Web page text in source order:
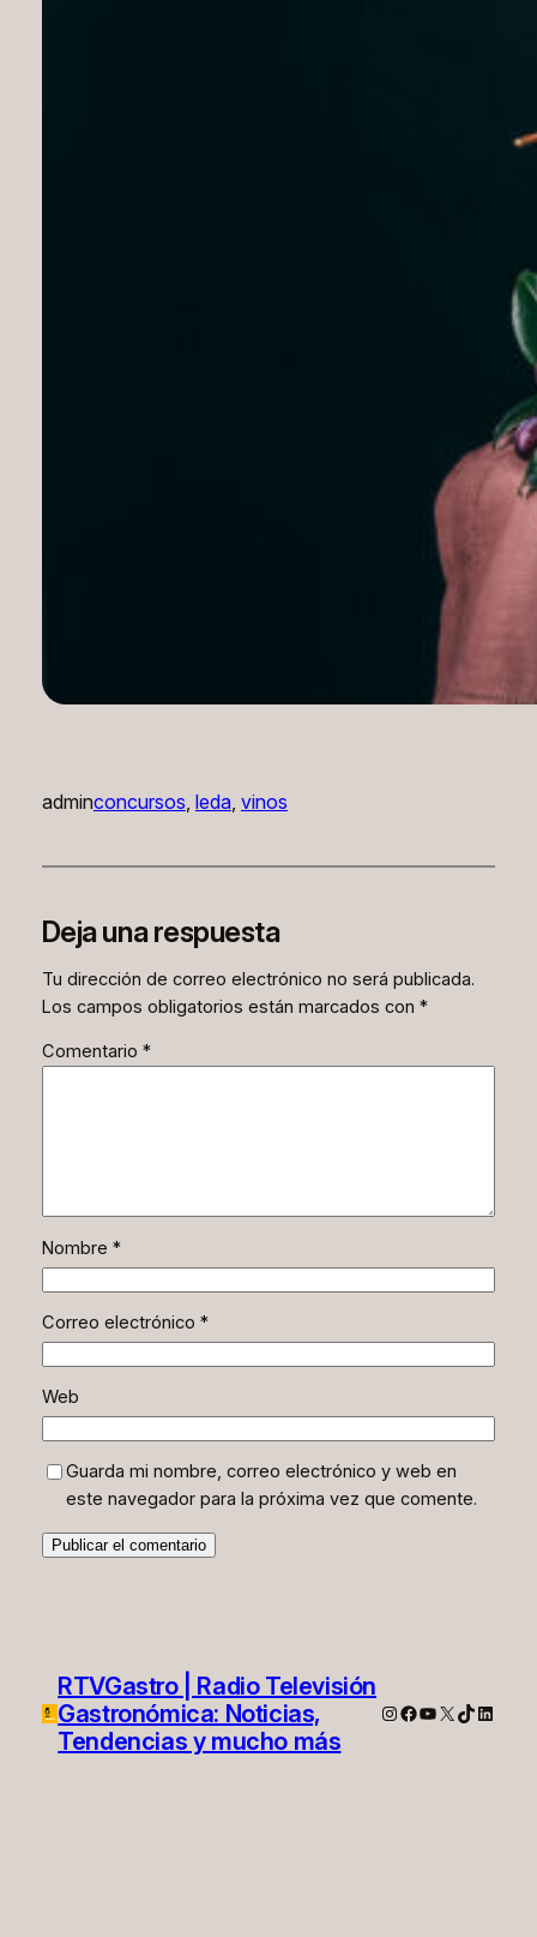
adminconcursos, leda, vinos
Deja una respuesta
Tu dirección de correo electrónico no será publicada.
Los campos obligatorios están marcados con *
Comentario *
Nombre *
Correo electrónico *
Web
Guarda mi nombre, correo electrónico y web en
este navegador para la próxima vez que comente.
RTVGastro | Radio Televisión
Gastronómica: Noticias,
Tendencias y mucho más
Instagram
Facebook
YouTube
X TikTok